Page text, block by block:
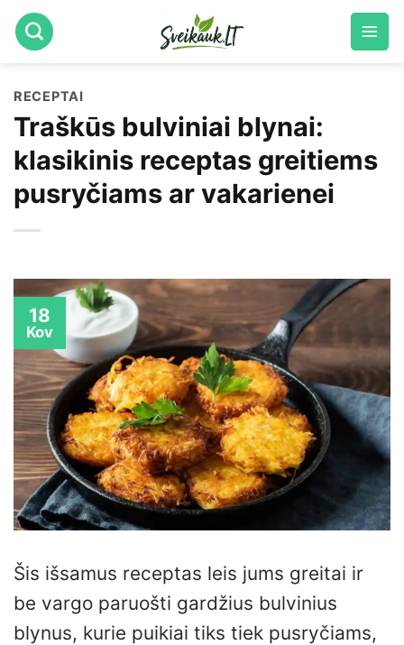
Skip
to
RECEPTAI
Traškūs bulviniai blynai:
klasikinis receptas greitiems
pusryčiams ar vakarienei
18
Kov
Šis išsamus receptas leis jums greitai ir
be vargo paruošti gardžius bulvinius
blynus, kurie puikiai tiks tiek pusryčiams,